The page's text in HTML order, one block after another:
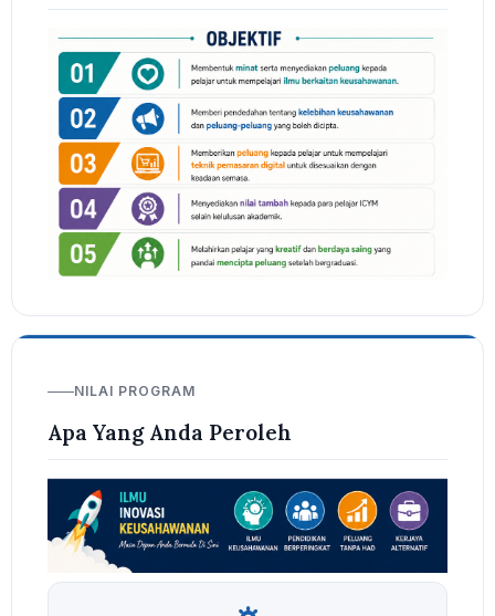
NILAI PROGRAM
Apa Yang Anda Peroleh